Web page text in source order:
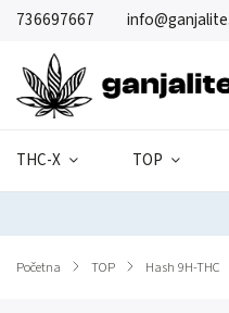
736697667
THC-X TOP
Početna / TOP / Hash 9H-THC